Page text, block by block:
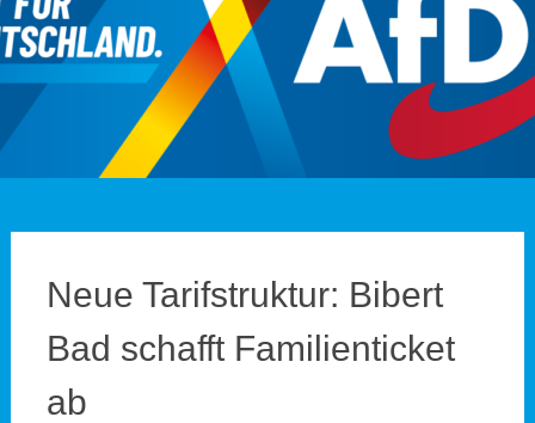
Neue Tarifstruktur: Bibert
Bad schafft Familienticket
ab